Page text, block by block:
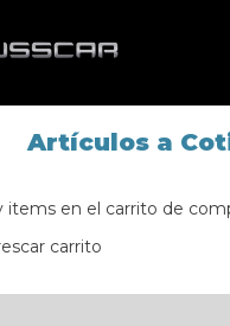
Artículos a
items en el carrito de
carrito